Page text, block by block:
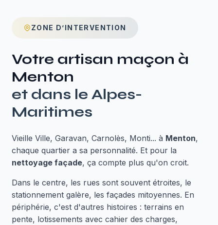
ZONE D’INTERVENTION
Votre artisan maçon à
Menton
et dans le Alpes-
Maritimes
Vieille Ville, Garavan, Carnolès, Monti... à Menton,
chaque quartier a sa personnalité. Et pour la
nettoyage façade, ça compte plus qu'on croit.
Dans le centre, les rues sont souvent étroites, le
stationnement galère, les façades mitoyennes. En
périphérie, c'est d'autres histoires : terrains en
pente, lotissements avec cahier des charges,